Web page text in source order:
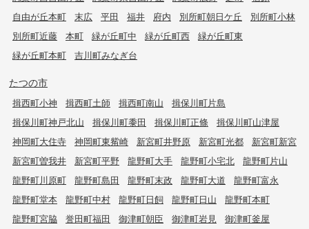
自由が丘本町
末広 平田 福井 府内 別所町朝日ケ丘
別所町小林
別所町近藤
本町 緑が丘町中 緑が丘町西
緑が丘町東
緑が丘町本町
吉川町みなぎ台
たつの市
揖西町小神 揖西町土師 揖西町南山
揖保川町片島
揖保川町神戸北山
揖保川町黍田 揖保川町正條
揖保川町山津屋
神岡町大住寺
神岡町東觜崎 新宮町井野原 新宮町光都
新宮町新宮
新宮町曽我井
新宮町平野 龍野町大手 龍野町小宅北
龍野町片山
龍野町川原町
龍野町島田 龍野町末政 龍野町大道
龍野町富永
龍野町堂本
龍野町中村 龍野町日飼 龍野町日山
龍野町本町
龍野町宮脇
誉田町福田 御津町朝臣 御津町岩見
御津町釜屋